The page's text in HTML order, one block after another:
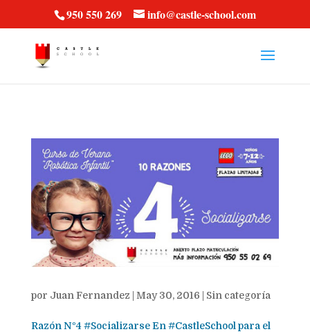
950 550 269 info@castle-school.com
por Juan Fernandez May 30, 2016 Sin categoría
Razón Nº4 ‪#‎Socializarse‬ En ‪#‎CastleSchool‬ para el